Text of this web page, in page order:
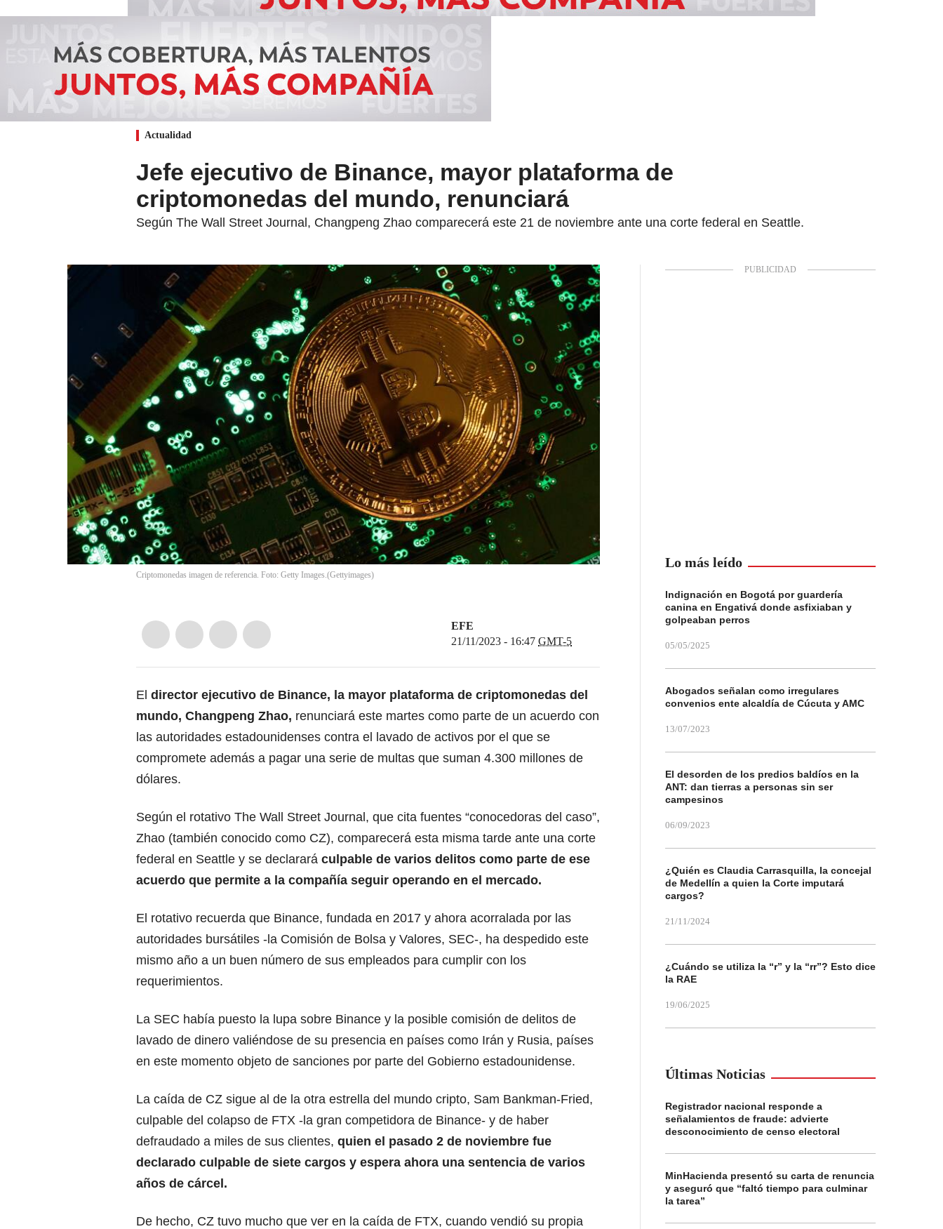
Actualidad
Jefe ejecutivo de Binance, mayor plataforma de
criptomonedas del mundo, renunciará
Según The Wall Street Journal, Changpeng Zhao comparecerá este 21 de noviembre ante una corte federal en Seattle.
Criptomonedas imagen de referencia. Foto: Getty Images.(Gettyimages)
EFE
21/11/2023 - 16:47 GMT-5
El director ejecutivo de Binance, la mayor plataforma de criptomonedas del
mundo, Changpeng Zhao, renunciará este martes como parte de un acuerdo con
las autoridades estadounidenses contra el lavado de activos por el que se
compromete además a pagar una serie de multas que suman 4.300 millones de
dólares.
Según el rotativo The Wall Street Journal, que cita fuentes “conocedoras del caso”,
Zhao (también conocido como CZ), comparecerá esta misma tarde ante una corte
federal en Seattle y se declarará culpable de varios delitos como parte de ese
acuerdo que permite a la compañía seguir operando en el mercado.
El rotativo recuerda que Binance, fundada en 2017 y ahora acorralada por las
autoridades bursátiles -la Comisión de Bolsa y Valores, SEC-, ha despedido este
mismo año a un buen número de sus empleados para cumplir con los
requerimientos.
La SEC había puesto la lupa sobre Binance y la posible comisión de delitos de
lavado de dinero valiéndose de su presencia en países como Irán y Rusia, países
en este momento objeto de sanciones por parte del Gobierno estadounidense.
La caída de CZ sigue al de la otra estrella del mundo cripto, Sam Bankman-Fried,
culpable del colapso de FTX -la gran competidora de Binance- y de haber
defraudado a miles de sus clientes, quien el pasado 2 de noviembre fue
declarado culpable de siete cargos y espera ahora una sentencia de varios
años de cárcel.
De hecho, CZ tuvo mucho que ver en la caída de FTX, cuando vendió su propia
Lo más leído
Indignación en Bogotá por guardería
canina en Engativá donde asfixiaban y
golpeaban perros
05/05/2025
Abogados señalan como irregulares
convenios ente alcaldía de Cúcuta y AMC
13/07/2023
El desorden de los predios baldíos en la
ANT: dan tierras a personas sin ser
campesinos
06/09/2023
¿Quién es Claudia Carrasquilla, la concejal
de Medellín a quien la Corte imputará
cargos?
21/11/2024
¿Cuándo se utiliza la “r” y la “rr”? Esto dice
la RAE
19/06/2025
Últimas Noticias
Registrador nacional responde a
señalamientos de fraude: advierte
desconocimiento de censo electoral
MinHacienda presentó su carta de renuncia
y aseguró que “faltó tiempo para culminar
la tarea”